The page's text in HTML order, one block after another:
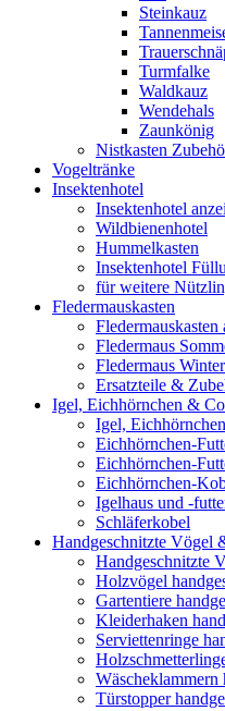
Steinkauz
Turmfalke
Waldkauz
Wendehals
Zaunkönig
Nistkasten
Vogeltränke
Insektenhotel
Insektenhotel
Wildbienenhotel
Hummelkasten
Insektenhotel
für weitere
Fledermauskasten
Fledermauskasten
Fledermaus
Fledermaus
Ersatzteile &
Igel, Eichhörnchen &
Igel,
Eichhörnchen-
Eichhörnchen-
Eichhörnchen-
Igelhaus und -
Schläferkobel
Handgeschnitzte Vögel
Handgeschnitzte
Holzvögel
Gartentiere
Kleiderhaken
Serviettenringe
Wäscheklammern
Türstopper